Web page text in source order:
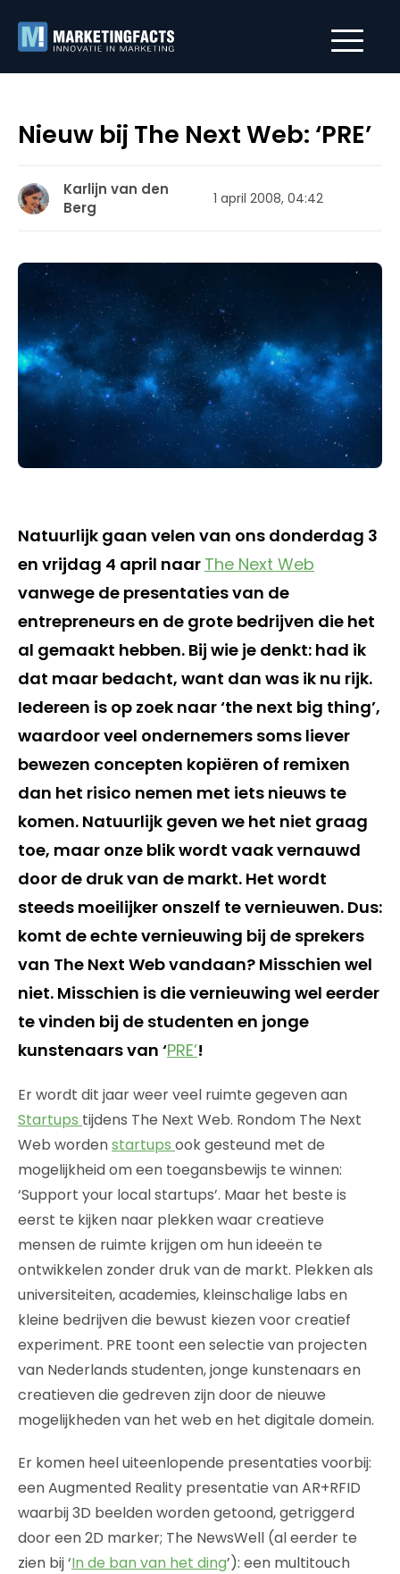
Nieuw bij The Next Web: ‘PRE’
Karlijn van den
Berg
1 april 2008, 04:42
Natuurlijk gaan velen van ons donderdag 3
en vrijdag 4 april naar The Next Web
vanwege de presentaties van de
entrepreneurs en de grote bedrijven die het
al gemaakt hebben. Bij wie je denkt: had ik
dat maar bedacht, want dan was ik nu rijk.
Iedereen is op zoek naar ‘the next big thing’,
waardoor veel ondernemers soms liever
bewezen concepten kopiëren of remixen
dan het risico nemen met iets nieuws te
komen. Natuurlijk geven we het niet graag
toe, maar onze blik wordt vaak vernauwd
door de druk van de markt. Het wordt
steeds moeilijker onszelf te vernieuwen. Dus:
komt de echte vernieuwing bij de sprekers
van The Next Web vandaan? Misschien wel
niet. Misschien is die vernieuwing wel eerder
te vinden bij de studenten en jonge
kunstenaars van ‘PRE’!
Er wordt dit jaar weer veel ruimte gegeven aan
Startups tijdens The Next Web. Rondom The Next
Web wordenstartups ook gesteund met de
mogelijkheid om een toegansbewijs te winnen:
‘Support your local startups’. Maar het beste is
eerst te kijken naar plekken waar creatieve
mensen de ruimte krijgen om hun ideeën te
ontwikkelen zonder druk van de markt. Plekken als
universiteiten, academies, kleinschalige labs en
kleine bedrijven die bewust kiezen voor creatief
experiment. PRE toont een selectie van projecten
van Nederlands studenten, jonge kunstenaars en
creatieven die gedreven zijn door de nieuwe
mogelijkheden van het web en het digitale domein.
Er komen heel uiteenlopende presentaties voorbij:
een Augmented Reality presentatie van AR+RFID
waarbij 3D beelden worden getoond, getriggerd
door een 2D marker; The NewsWell (al eerder te
zien bij ‘In de ban van het ding’): een multitouch